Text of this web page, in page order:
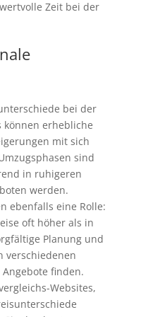
Zeit bei der
bei der
können erhebliche
mit sich
sind
in ruhigeren
werden.
ebenfalls eine Rolle:
oft höher als in
Planung und
verschiedenen
finden.
Websites,